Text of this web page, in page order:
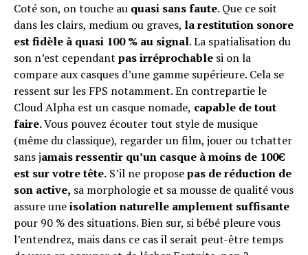
Coté son, on touche au quasi sans faute. Que ce soit
dans les clairs, medium ou graves, la restitution sonore
est fidèle à quasi 100 % au signal. La spatialisation du
son n’est cependant pas irréprochable si on la
compare aux casques d’une gamme supérieure. Cela se
ressent sur les FPS notamment. En contrepartie le
Cloud Alpha est un casque nomade, capable de tout
faire.Vous pouvez écouter tout style de musique
(même du classique), regarder un film, jouer ou tchatter
sans jamais ressentir qu’un casque à moins de 100€
est sur votre tête. S’il ne proposepas de réduction de
son active, sa morphologie et sa mousse de qualité vous
assure uneisolation naturelle amplement suffisante
pour 90 % des situations. Bien sur, si bébé pleure vous
l’entendrez, mais dans ce cas il serait peut-être temps